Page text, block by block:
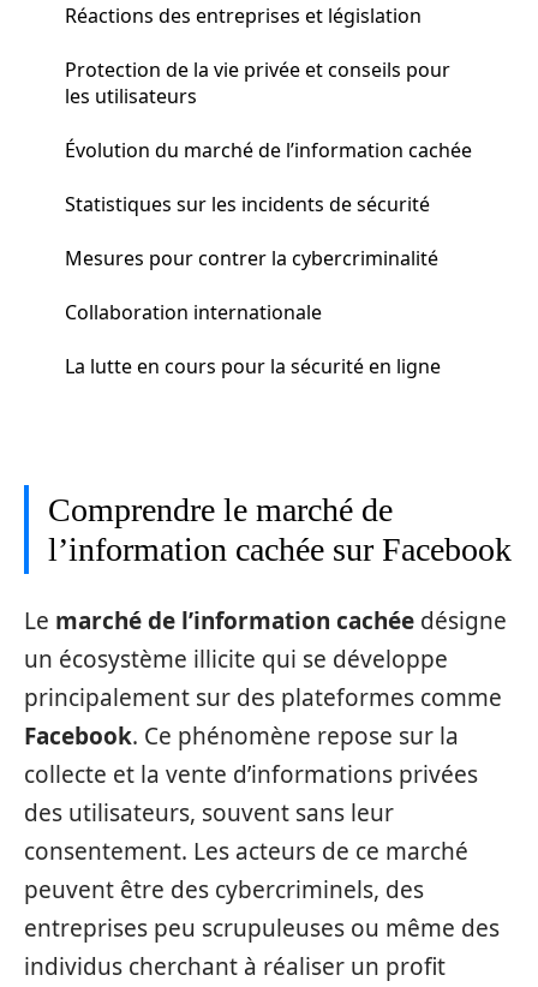
Réactions des entreprises et législation
Protection de la vie privée et conseils pour
les utilisateurs
Évolution du marché de l’information cachée
Statistiques sur les incidents de sécurité
Mesures pour contrer la cybercriminalité
Collaboration internationale
La lutte en cours pour la sécurité en ligne
Comprendre le marché de
l’information cachée sur Facebook
Le marché de l’information cachée désigne
un écosystème illicite qui se développe
principalement sur des plateformes comme
Facebook. Ce phénomène repose sur la
collecte et la vente d’informations privées
des utilisateurs, souvent sans leur
consentement. Les acteurs de ce marché
peuvent être des cybercriminels, des
entreprises peu scrupuleuses ou même des
individus cherchant à réaliser un profit